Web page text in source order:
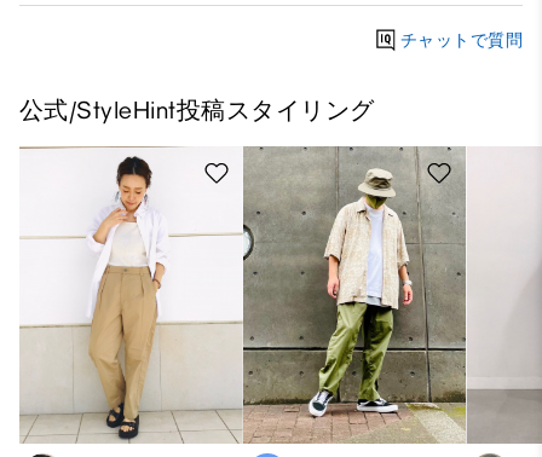
チャットで質問
公式/StyleHint投稿スタイリング